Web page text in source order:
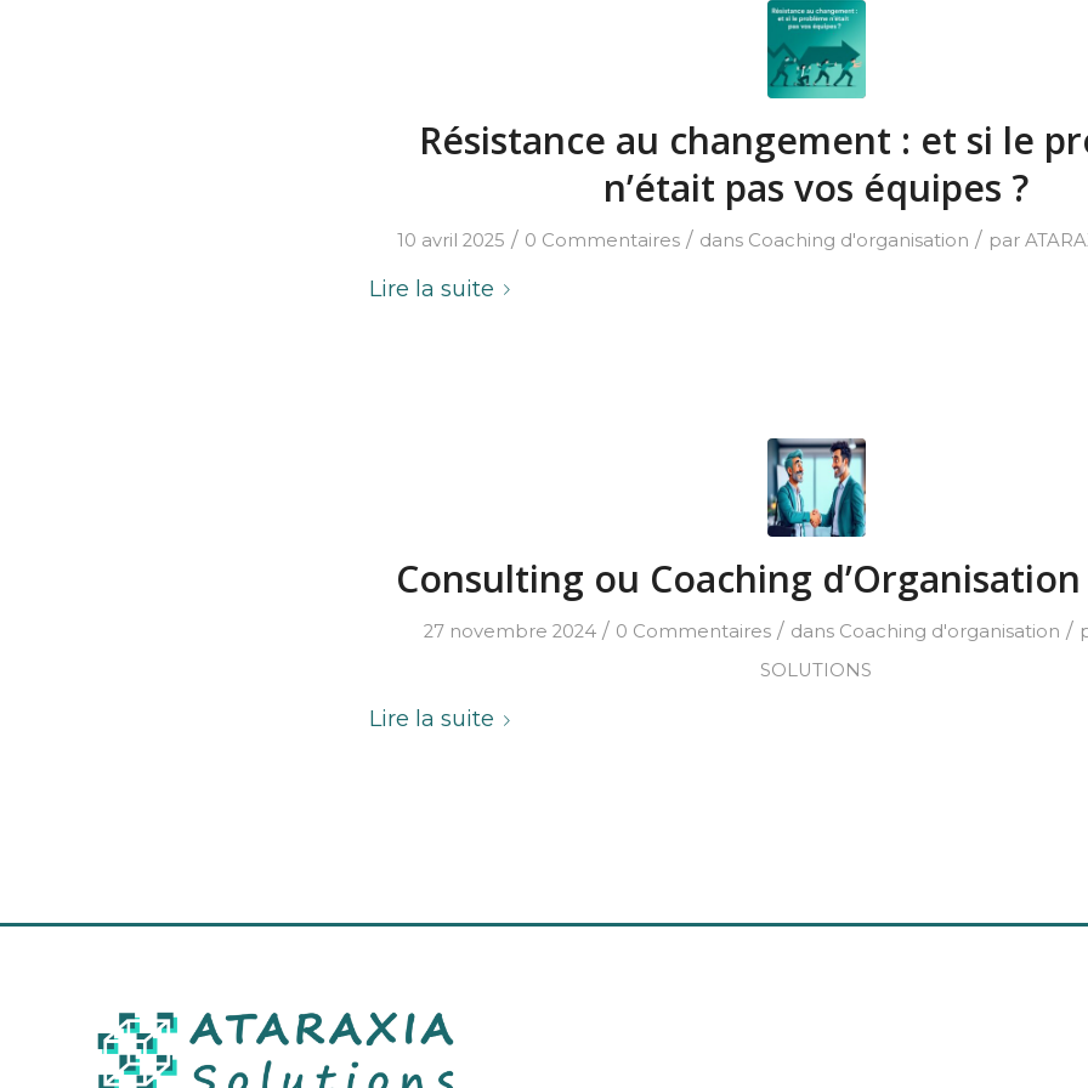
Résistance au changement : et si le
n’était pas vos équipes ?
10 avril 2025 / 0 Commentaires / dans Coaching d'organisation / par
Lire la suite
Consulting ou Coaching
27 novembre 2024 / 0 Commentaires / dans Coaching d'organisation /
SOLUTIONS
Lire la suite